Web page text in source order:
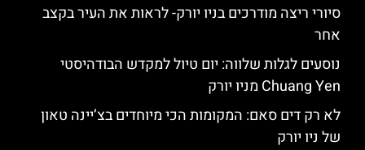
סיורי ריצה מודרכים בניו יורק- לראות את העיר בקצב
אחר
נוסעים לגלות שלווה: יום טיול למקדש הבודהיסטי
Chuang Yen מניו יורק
לא רק דים סאם: המקומות הכי מיוחדים בצ’יינה טאון
של ניו יורק